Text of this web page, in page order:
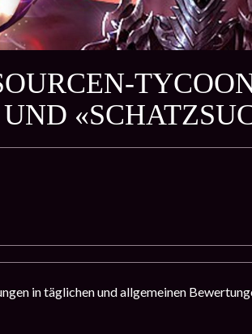
in täglichen und allgemeinen